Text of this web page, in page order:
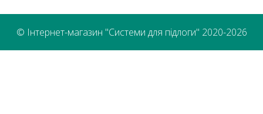
© Інтернет-магазин "Системи для підлоги" 2020-2026